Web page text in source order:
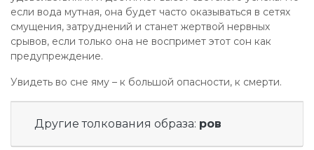
если вода мутная, она будет часто оказываться в сетях
смущения, затруднений и станет жертвой нервных
срывов, если только она не воспримет этот сон как
предупреждение.
Увидеть во сне яму – к большой опасности, к смерти.
Другие толкования образа: ров